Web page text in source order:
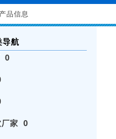
产品信息
导航
0
厂家 0